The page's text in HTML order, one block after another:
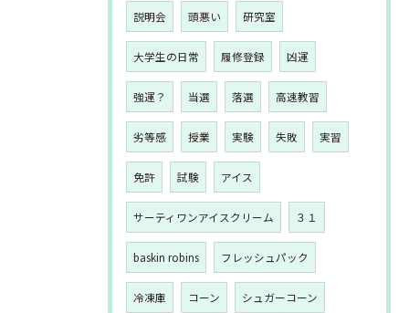
説明会 頭悪い 研究室
大学生の日常 履修登録 凶運
強運？ 当選 落選 高速教習
劣等感 授業 実験 失敗 実習
免許 試験 アイス
サーティワンアイスクリーム ３１
baskin robins フレッシュパック
冷凍庫 コーン シュガーコーン